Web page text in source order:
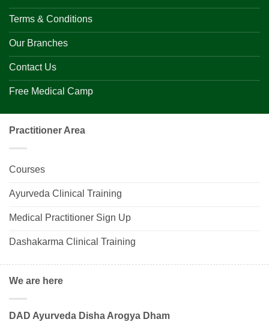
Terms & Conditions
Our Branches
Contact Us
Free Medical Camp
Practitioner Area
Courses
Ayurveda Clinical Training
Medical Practitioner Sign Up
Dashakarma Clinical Training
We are here
DAD Ayurveda Disha Arogya Dham